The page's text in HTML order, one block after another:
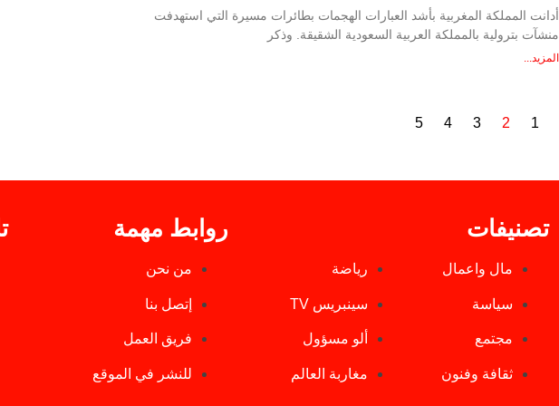
أدانت المملكة المغربية بأشد العبارات الهجمات بطائرات مسيرة التي استهدفت
منشآت بترولية بالمملكة العربية السعودية الشقيقة. وذكر
المزيد...
1
2
3
4
5
تصنيفات
مال واعمال
سياسة
مجتمع
ثقافة وفنون
رياضة
سينبريس TV
ألو مسؤول
مغاربة العالم
روابط مهمة
من نحن
إتصل بنا
فريق العمل
للنشر في الموقع